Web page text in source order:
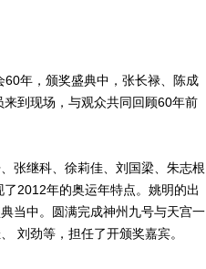
年，颁奖盛典中，张长禄、陈成
到现场，与观众共同回顾60年前
继科、徐莉佳、刘国梁、朱志根
2012年的奥运年特点。姚明的出
当中。圆满完成神州九号与天宫一
刘劲等，担任了开颁奖嘉宾。